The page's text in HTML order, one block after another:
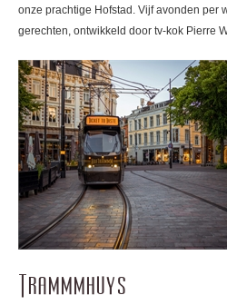
onze prachtige Hofstad. Vijf avonden per
gerechten, ontwikkeld door tv-kok Pierre
Trammmhuys